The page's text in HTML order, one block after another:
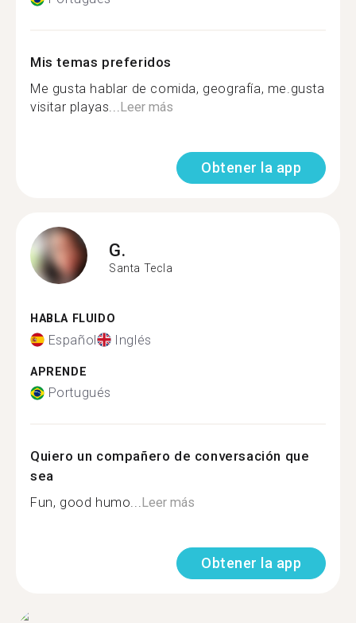
Mis temas preferidos
Me gusta hablar de comida, geografía, me.gusta
visitar playas...Leer más
Obtener la app
G.
Santa Tecla
HABLA FLUIDO
Español Inglés
APRENDE
Portugués
Quiero un compañero de conversación que
sea
Fun, good humo...Leer más
Obtener la app